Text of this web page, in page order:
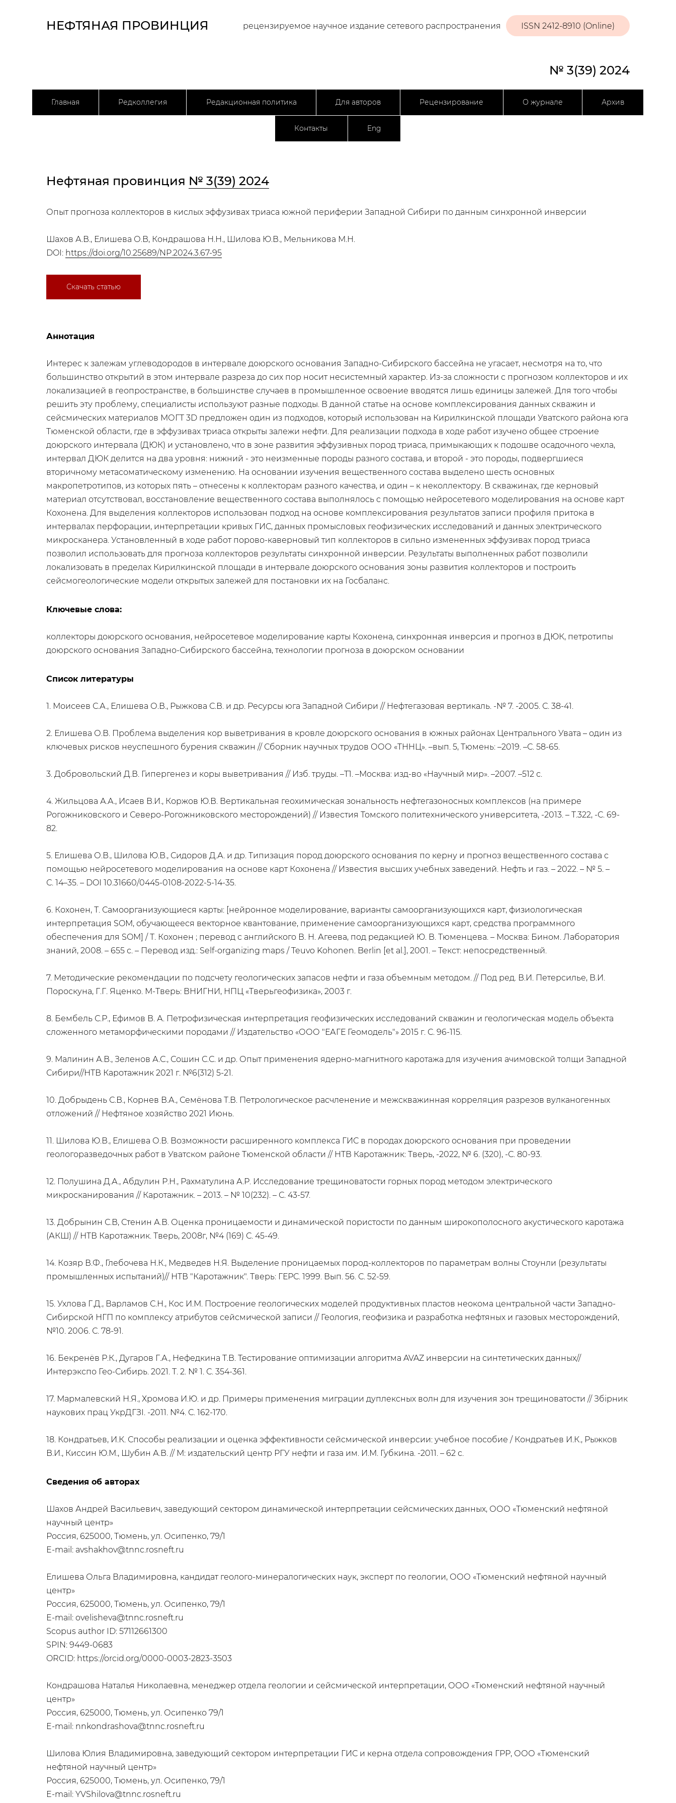
НЕФТЯНАЯ ПРОВИНЦИЯ ISSN 2412-8910 (Online)
рецензируемое научное издание сетевого распространения
№ 3(39) 2024
Главная Редколлегия Редакционная политика Для авторов Рецензирование О журнале Архив
Контакты Eng
Нефтяная провинция № 3(39) 2024
Опыт прогноза коллекторов в кислых эффузивах триаса южной периферии Западной Сибири по данным синхронной инверсии
Шахов А.В., Елишева О.В, Кондрашова Н.Н., Шилова Ю.В., Мельникова М.Н.
DOI: https://doi.org/10.25689/NP.2024.3.67-95
Скачать статью
Аннотация
Интерес к залежам углеводородов в интервале доюрского основания Западно-Сибирского бассейна не угасает, несмотря на то, что
большинство открытий в этом интервале разреза до сих пор носит несистемный характер. Из-за сложности с прогнозом коллекторов и их
локализацией в геопространстве, в большинстве случаев в промышленное освоение вводятся лишь единицы залежей. Для того чтобы
решить эту проблему, специалисты используют разные подходы. В данной статье на основе комплексирования данных скважин и
сейсмических материалов МОГТ 3D предложен один из подходов, который использован на Кирилкинской площади Уватского района юга
Тюменской области, где в эффузивах триаса открыты залежи нефти. Для реализации подхода в ходе работ изучено общее строение
доюрского интервала (ДЮК) и установлено, что в зоне развития эффузивных пород триаса, примыкающих к подошве осадочного чехла,
интервал ДЮК делится на два уровня: нижний - это неизменные породы разного состава, и второй - это породы, подвергшиеся
вторичному метасоматическому изменению. На основании изучения вещественного состава выделено шесть основных
макропетротипов, из которых пять – отнесены к коллекторам разного качества, и один – к неколлектору. В скважинах, где керновый
материал отсутствовал, восстановление вещественного состава выполнялось с помощью нейросетевого моделирования на основе карт
Кохонена. Для выделения коллекторов использован подход на основе комплексирования результатов записи профиля притока в
интервалах перфорации, интерпретации кривых ГИС, данных промысловых геофизических исследований и данных электрического
микросканера. Установленный в ходе работ порово-каверновый тип коллекторов в сильно измененных эффузивах пород триаса
позволил использовать для прогноза коллекторов результаты синхронной инверсии. Результаты выполненных работ позволили
локализовать в пределах Кирилкинской площади в интервале доюрского основания зоны развития коллекторов и построить
сейсмогеологические модели открытых залежей для постановки их на Госбаланс.
Ключевые слова:
коллекторы доюрского основания, нейросетевое моделирование карты Кохонена, синхронная инверсия и прогноз в ДЮК, петротипы
доюрского основания Западно-Сибирского бассейна, технологии прогноза в доюрском основании
Список литературы
1. Моисеев С.А., Елишева О.В., Рыжкова С.В. и др. Ресурсы юга Западной Сибири // Нефтегазовая вертикаль. -№ 7. -2005. С. 38-41.
2. Елишева О.В. Проблема выделения кор выветривания в кровле доюрского основания в южных районах Центрального Увата – один из
ключевых рисков неуспешного бурения скважин // Сборник научных трудов ООО «ТННЦ». –вып. 5, Тюмень: –2019. –С. 58-65.
3. Добровольский Д.В. Гипергенез и коры выветривания // Изб. труды. –Т1. –Москва: изд-во «Научный мир». –2007. –512 с.
4. Жильцова А.А., Исаев В.И., Коржов Ю.В. Вертикальная геохимическая зональность нефтегазоносных комплексов (на примере
Рогожниковского и Северо-Рогожниковского месторождений) // Известия Томского политехнического университета, -2013. – Т.322, -С. 69-
82.
5. Елишева О.В., Шилова Ю.В., Сидоров Д.А. и др. Типизация пород доюрского основания по керну и прогноз вещественного состава с
помощью нейросетевого моделирования на основе карт Кохонена // Известия высших учебных заведений. Нефть и газ. – 2022. – № 5. –
С. 14–35. – DOI 10.31660/0445-0108-2022-5-14-35.
6. Кохонен, Т. Самоорганизующиеся карты: [нейронное моделирование, варианты самоорганизующихся карт, физиологическая
интерпретация SOM, обучающееся векторное квантование, применение самоорганизующихся карт, средства программного
обеспечения для SOM] / Т. Кохонен ; перевод с английского В. Н. Агеева, под редакцией Ю. В. Тюменцева. – Москва: Бином. Лаборатория
знаний, 2008. – 655 с. – Перевод изд.: Self-organizing maps / Teuvo Kohonen. Berlin [et al.], 2001. – Текст: непосредственный.
7. Методические рекомендации по подсчету геологических запасов нефти и газа объемным методом. // Под ред. В.И. Петерсилье, В.И.
Пороскуна, Г.Г. Яценко. М-Тверь: ВНИГНИ, НПЦ «Тверьгеофизика», 2003 г.
8. Бембель С.Р., Ефимов В. А. Петрофизическая интерпретация геофизических исследований скважин и геологическая модель объекта
сложенного метаморфическими породами // Издательство «ООО "ЕАГЕ Геомодель"» 2015 г. С. 96-115.
9. Малинин А.В., Зеленов А.С., Сошин С.С. и др. Опыт применения ядерно-магнитного каротажа для изучения ачимовской толщи Западной
Сибири//НТВ Каротажник 2021 г. №6(312) 5-21.
10. Добрыдень С.В., Корнев В.А., Семёнова Т.В. Петрологическое расчленение и межскважинная корреляция разрезов вулканогенных
отложений // Нефтяное хозяйство 2021 Июнь.
11. Шилова Ю.В., Елишева О.В. Возможности расширенного комплекса ГИС в породах доюрского основания при проведении
геологоразведочных работ в Уватском районе Тюменской области // НТВ Каротажник: Тверь, -2022, № 6. (320), -С. 80-93.
12. Полушина Д.А., Абдулин Р.Н., Рахматулина А.Р. Исследование трещиноватости горных пород методом электрического
микросканирования // Каротажник. – 2013. – № 10(232). – С. 43-57.
13. Добрынин С.В, Стенин А.В. Оценка проницаемости и динамической пористости по данным широкополосного акустического каротажа
(АКШ) // НТВ Каротажник. Тверь, 2008г, №4 (169) С. 45-49.
14. Козяр В.Ф., Глебочева Н.К., Медведев Н.Я. Выделение проницаемых пород-коллекторов по параметрам волны Стоунли (результаты
промышленных испытаний)// НТВ "Каротажник". Тверь: ГЕРС. 1999. Вып. 56. С. 52-59.
15. Ухлова Г.Д., Варламов С.Н., Кос И.М. Построение геологических моделей продуктивных пластов неокома центральной части Западно-
Сибирской НГП по комплексу атрибутов сейсмической записи // Геология, геофизика и разработка нефтяных и газовых месторождений,
№10. 2006. С. 78-91.
16. Бекренёв Р.К., Дугаров Г.А., Нефедкина Т.В. Тестирование оптимизации алгоритма AVAZ инверсии на синтетических данных//
Интерэкспо Гео-Сибирь. 2021. Т. 2. № 1. С. 354-361.
17. Мармалевский Н.Я., Хромова И.Ю. и др. Примеры применения миграции дуплексных волн для изучения зон трещиноватости // Збiрник
наукових прац УкрДГЗI. -2011. №4. С. 162-170.
18. Кондратьев, И.К. Способы реализации и оценка эффективности сейсмической инверсии: учебное пособие / Кондратьев И.К., Рыжков
В.И., Киссин Ю.М., Шубин А.В. // М: издательский центр РГУ нефти и газа им. И.М. Губкина. -2011. – 62 с.
Сведения об авторах
Шахов Андрей Васильевич, заведующий сектором динамической интерпретации сейсмических данных, ООО «Тюменский нефтяной
научный центр»
Россия, 625000, Тюмень, ул. Осипенко, 79/1
E-mail: avshakhov@tnnc.rosneft.ru
Елишева Ольга Владимировна, кандидат геолого-минералогических наук, эксперт по геологии, ООО «Тюменский нефтяной научный
центр»
Россия, 625000, Тюмень, ул. Осипенко, 79/1
E-mail: ovelisheva@tnnc.rosneft.ru
Scopus author ID: 57112661300
SPIN: 9449-0683
ORCID: https://orcid.org/0000-0003-2823-3503
Кондрашова Наталья Николаевна, менеджер отдела геологии и сейсмической интерпретации, ООО «Тюменский нефтяной научный
центр»
Россия, 625000, Тюмень, ул. Осипенко 79/1
E-mail: nnkondrashova@tnnc.rosneft.ru
Шилова Юлия Владимировна, заведующий сектором интерпретации ГИС и керна отдела сопровождения ГРР, ООО «Тюменский
нефтяной научный центр»
Россия, 625000, Тюмень, ул. Осипенко, 79/1
E-mail: YVShilova@tnnc.rosneft.ru